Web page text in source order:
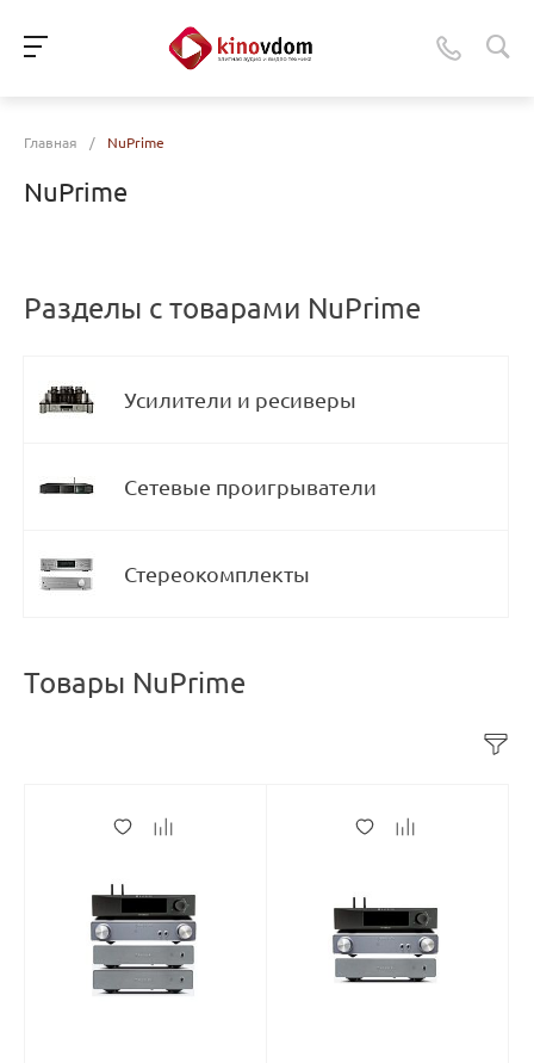
Главная / NuPrime
NuPrime
Разделы с товарами NuPrime
Усилители и ресиверы
Сетевые проигрыватели
Стереокомплекты
Товары NuPrime